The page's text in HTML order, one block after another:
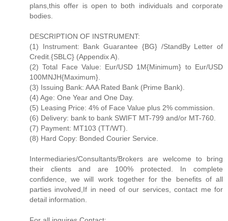
plans,this offer is open to both individuals and corporate
bodies.
DESCRIPTION OF INSTRUMENT:
(1) Instrument: Bank Guarantee {BG} /StandBy Letter of
Credit.{SBLC} (Appendix A).
(2) Total Face Value: Eur/USD 1M{Minimum} to Eur/USD
100MNJH{Maximum}.
(3) Issuing Bank: AAA Rated Bank (Prime Bank).
(4) Age: One Year and One Day.
(5) Leasing Price: 4% of Face Value plus 2% commission.
(6) Delivery: bank to bank SWIFT MT-799 and/or MT-760.
(7) Payment: MT103 (TT/WT).
(8) Hard Copy: Bonded Courier Service.
Intermediaries/Consultants/Brokers are welcome to bring
their clients and are 100% protected. In complete
confidence, we will work together for the benefits of all
parties involved,If in need of our services, contact me for
detail information.